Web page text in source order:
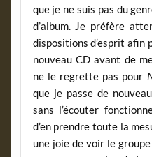
que je ne suis pas du
d’album. Je préfère
dispositions d’esprit afin
nouveau CD avant de
ne le regrette pas pour
que je passe de
sans l’écouter
d’en prendre toute la
une joie de voir le